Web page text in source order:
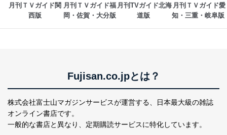
4
個人情報
採用選考、ご連絡のため
当社の従業者の個
人情報
人事、総務などの雇用管理等のた
め
等をご利用の方の
個人情報
サービス、キャンペーン等の広告
に関するご案内のため
7
SNS公式アカウン
トに登録された方
当社のサービス利用状況の把握お
よびその分析のため
処、オペレーター教育など応対品
月刊ＴＶガイド関
西版
月刊ＴＶガイド福
岡・佐賀・大分版
月刊TVガイド北海 月刊ＴＶガイド愛
Fujisan.co.jpとは？
株式会社富士山マガジンサービスが運営する、
日本最大級の雑誌
オンライン書店です。
一般的な書店と異なり、 定期購読サービスに特化しています。